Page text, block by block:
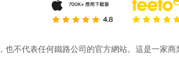
不代表任何鐵路公司的官方網站。這是一家